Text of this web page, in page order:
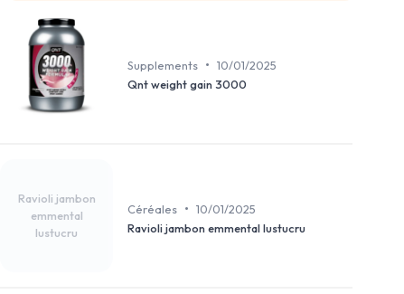
Supplements • 10/01/2025
Qnt weight gain 3000
Ravioli jambon
emmental
lustucru
Céréales • 10/01/2025
Ravioli jambon emmental lustucru